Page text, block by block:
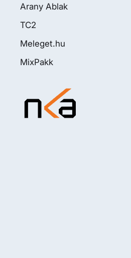
Arany Ablak
TC2
Meleget.hu
MixPakk